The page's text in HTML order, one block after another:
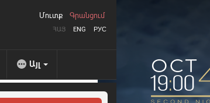
ՀԱՅ ENG РУС
Մուտք Գրանցում
Այլ